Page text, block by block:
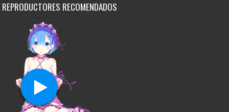
REPRODUCTORES RECOMENDADOS